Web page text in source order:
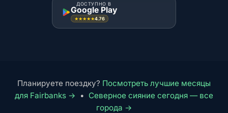
ДОСТУПНО В
Google Play
★★★★★4.76
Планируете поездку? Посмотреть лучшие месяцы
для Fairbanks →
• Северное сияние сегодня — все
города →